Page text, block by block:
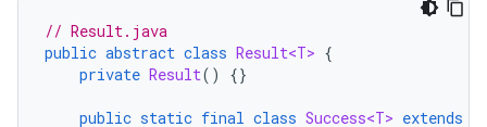
// Result.java
public abstract class Result<T> {
private Result() {}
public static final class Success<T> extends